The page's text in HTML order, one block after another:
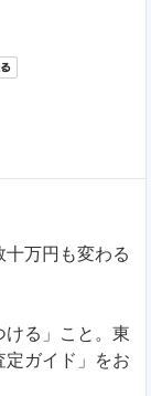
万円も変わる
ける」こと。東
定ガイド」をお